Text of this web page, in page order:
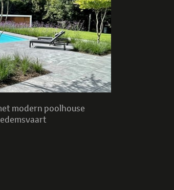
modern poolhouse